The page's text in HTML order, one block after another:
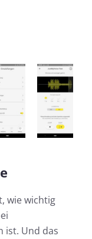
wie wichtig
ist. Und das